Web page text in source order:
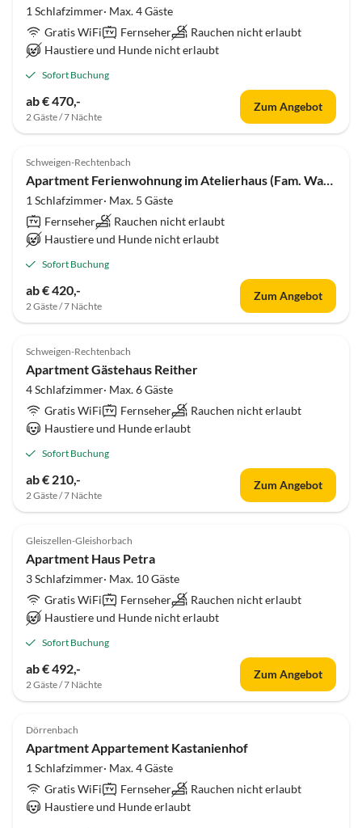
1 Schlafzimmer· Max. 4 Gäste
Gratis WiFi
Fernseher
Rauchen nicht erlaubt
Haustiere und Hunde nicht erlaubt
Sofort Buchung
ab € 470,-
2 Gäste / 7 Nächte
Zum Angebot
Schweigen-Rechtenbach
Apartment Ferienwohnung im Atelierhaus (Fam. Wagner)
1 Schlafzimmer· Max. 5 Gäste
Fernseher
Rauchen nicht erlaubt
Haustiere und Hunde nicht erlaubt
Sofort Buchung
ab € 420,-
2 Gäste / 7 Nächte
Zum Angebot
Schweigen-Rechtenbach
Apartment Gästehaus Reither
4 Schlafzimmer· Max. 6 Gäste
Gratis WiFi
Fernseher
Rauchen nicht erlaubt
Haustiere und Hunde erlaubt
Sofort Buchung
ab € 210,-
2 Gäste / 7 Nächte
Zum Angebot
Gleiszellen-Gleishorbach
Apartment Haus Petra
3 Schlafzimmer· Max. 10 Gäste
Gratis WiFi
Fernseher
Rauchen nicht erlaubt
Haustiere und Hunde nicht erlaubt
Sofort Buchung
ab € 492,-
2 Gäste / 7 Nächte
Zum Angebot
Dörrenbach
Apartment Appartement Kastanienhof
1 Schlafzimmer· Max. 4 Gäste
Gratis WiFi
Fernseher
Rauchen nicht erlaubt
Haustiere und Hunde erlaubt